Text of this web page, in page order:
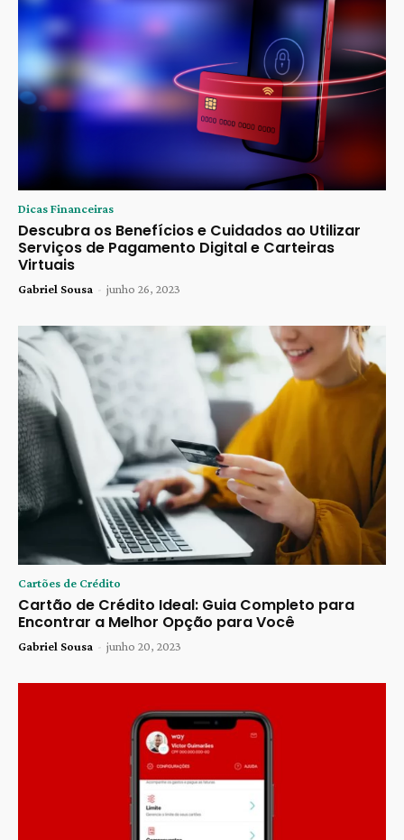
Dicas Financeiras
Descubra os Benefícios e Cuidados ao Utilizar
Serviços de Pagamento Digital e Carteiras
Virtuais
Gabriel Sousa - junho 26, 2023
Cartões de Crédito
Cartão de Crédito Ideal: Guia Completo para
Encontrar a Melhor Opção para Você
Gabriel Sousa - junho 20, 2023